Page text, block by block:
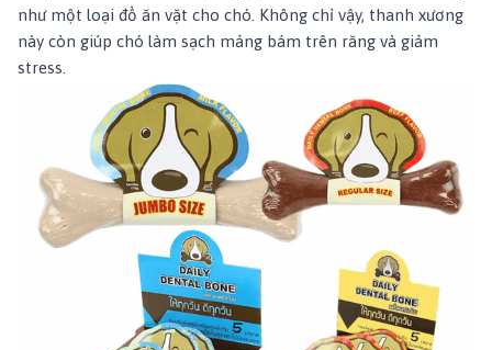
như một loại đồ ăn vặt cho chó. Không chỉ vậy, thanh xương
này còn giúp chó làm sạch mảng bám trên răng và giảm
stress.